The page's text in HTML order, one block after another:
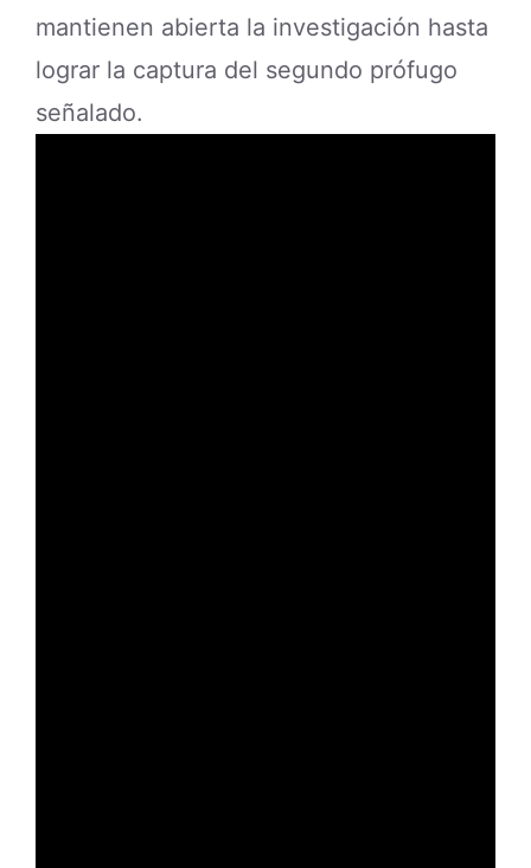
mantienen abierta la investigación hasta
lograr la captura del segundo prófugo
señalado.